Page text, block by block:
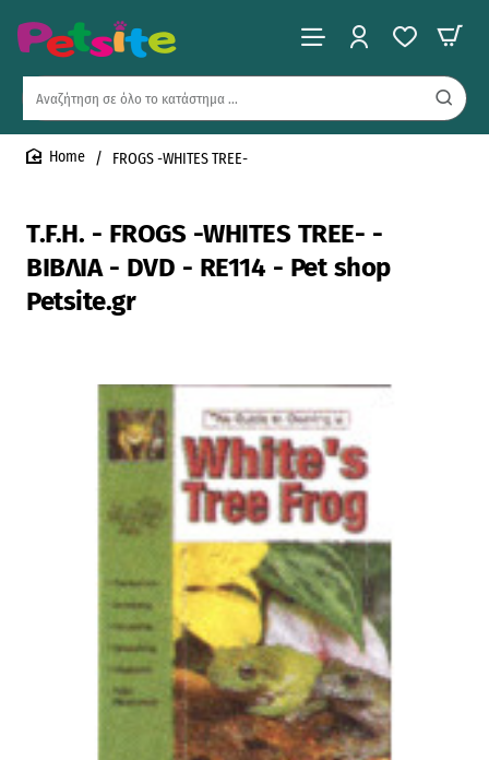
Αναζήτηση
όλο
το
T.F.H. - FROGS -WHITES TREE- -
ΒΙΒΛΙΑ - DVD - RE114 - Pet shop
Petsite.gr
FROGS -WHITES TREE-